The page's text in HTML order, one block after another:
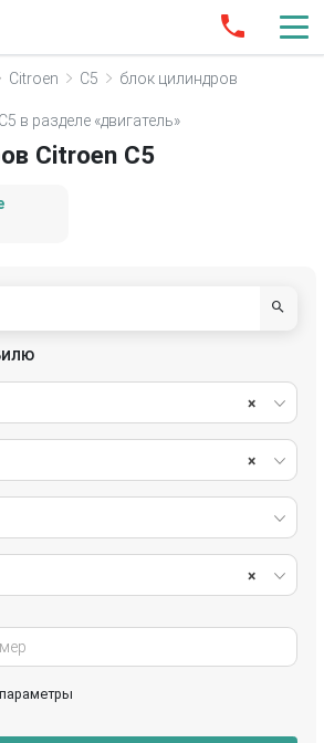
Citroen C5 блок цилиндров
в разделе «двигатель»
Citroen C5
×
×
×